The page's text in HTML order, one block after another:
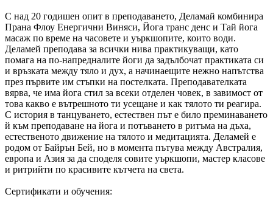
С над 20 годишен опит в преподаването, Деламай комбинира
Прана Флоу Енергични Виняси, Йога транс денс и Тай йога
масаж по време на часовете и уъркшопите, които води.
Деламей преподава за всички нива практикуващи, като
помага на по-напредналите йоги да задълбочат практиката си
и връзката между тяло и дух, а начинаещите нежно напътства
през първите им стъпки на постелката. Преподавателката
вярва, че има йога стил за всеки отделен човек, в завимост от
това какво е вътрешното ти усещане и как тялото ти реагира.
С история в танцуването, естествен път е било преминаването
й към преподаване на йога и потъването в ритъма на дъха,
естественото движение на тялото и медитацията. Деламей е
родом от Байрън Бей, но в момента пътува между Австралия,
европа и Азия за да споделя совите уъркшопи, мастер класове
и ритрийти по красивите кътчета на света.
Сертификати и обучения: